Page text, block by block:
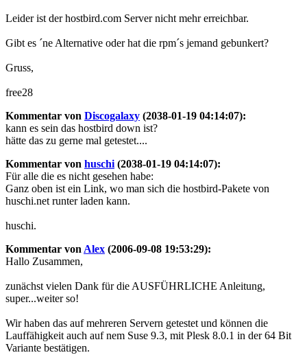
Leider ist der hostbird.com Server nicht mehr erreichbar.
Gibt es ´ne Alternative oder hat die rpm´s jemand gebunkert?
Gruss,
free28
Kommentar von Discogalaxy (2038-01-19 04:14:07):
kann es sein das hostbird down ist?
hätte das zu gerne mal getestet....
Kommentar von huschi (2038-01-19 04:14:07):
Für alle die es nicht gesehen habe:
Ganz oben ist ein Link, wo man sich die hostbird-Pakete von
huschi.net runter laden kann.
huschi.
Kommentar von Alex (2006-09-08 19:53:29):
Hallo Zusammen,
zunächst vielen Dank für die AUSFÜHRLICHE Anleitung,
super...weiter so!
Wir haben das auf mehreren Servern getestet und können die
Lauffähigkeit auch auf nem Suse 9.3, mit Plesk 8.0.1 in der 64 Bit
Variante bestätigen.